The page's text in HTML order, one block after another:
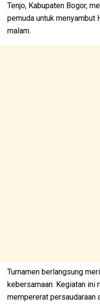
Tenjo, Kabupaten Bogor,
pemuda untuk menyambut
malam.
Turnamen berlangsung
kebersamaan. Kegiatan ini
mempererat persaudaraan